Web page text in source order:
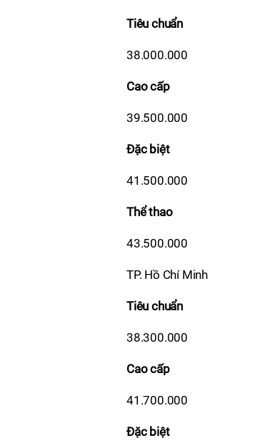
Tiêu chuẩn
38.000.000
Cao cấp
39.500.000
Đặc biệt
41.500.000
Thể thao
43.500.000
TP. Hồ Chí Minh
Tiêu chuẩn
38.300.000
Cao cấp
41.700.000
Đặc biệt